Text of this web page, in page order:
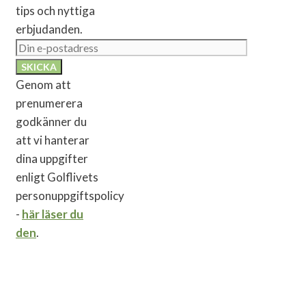
tips och nyttiga
erbjudanden.
Genom att
prenumerera
godkänner du
att vi hanterar
dina uppgifter
enligt Golflivets
personuppgiftspolicy
- här läser du
den.